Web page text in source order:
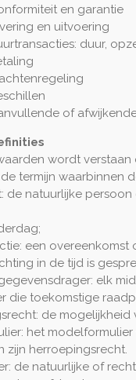
en garantie
en uitvoering
duur,
of
wordt verstaan
de termijn waarbinnen
de natuurlijke
een
in de tijd is
elk
die toekomstige
de
het
zijn herroepingsrecht.
de natuurlijke of